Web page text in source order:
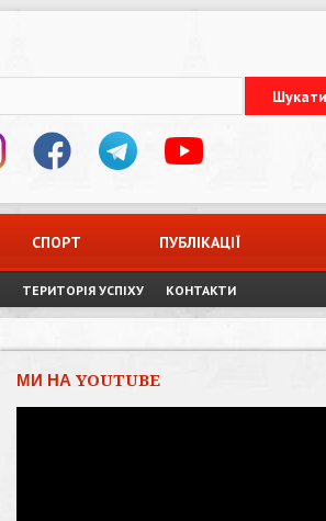
СПОРТ ПУБЛІКАЦІЇ
ТЕРИТОРІЯ УСПІХУ КОНТАКТИ
МИ НА YOUTUBE